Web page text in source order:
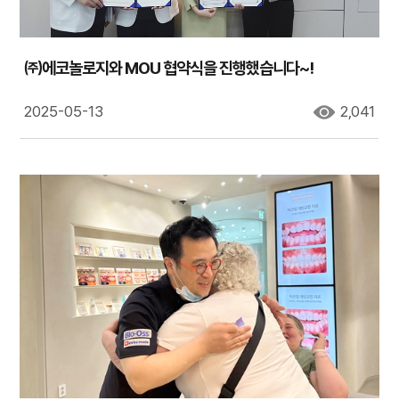
㈜에코놀로지와 MOU 협약식을 진행했습니다~!
2025-05-13 2,041